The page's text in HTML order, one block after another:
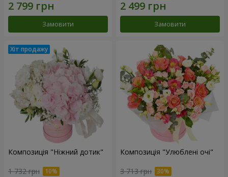
Замовити Замовити
Композиція "Ніжний дотик"
1 732 грн
Композиція "Улюблені очі"
3 713 грн